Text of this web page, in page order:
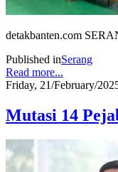
detakbanten.com
Published inSerang
Read more...
Friday, 21/February/
Mutasi 14